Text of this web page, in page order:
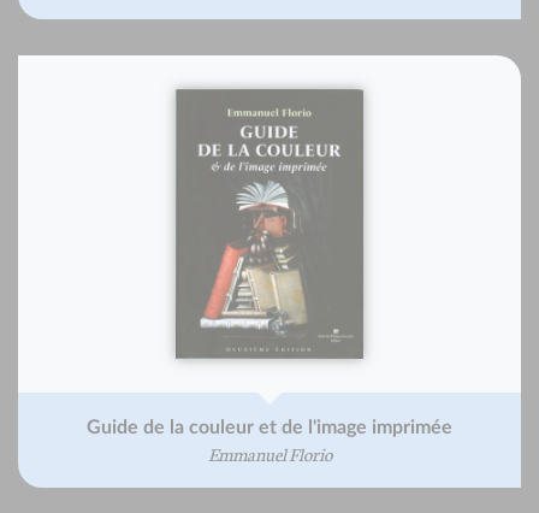
Guide de la couleur et de l'image imprimée
Emmanuel Florio